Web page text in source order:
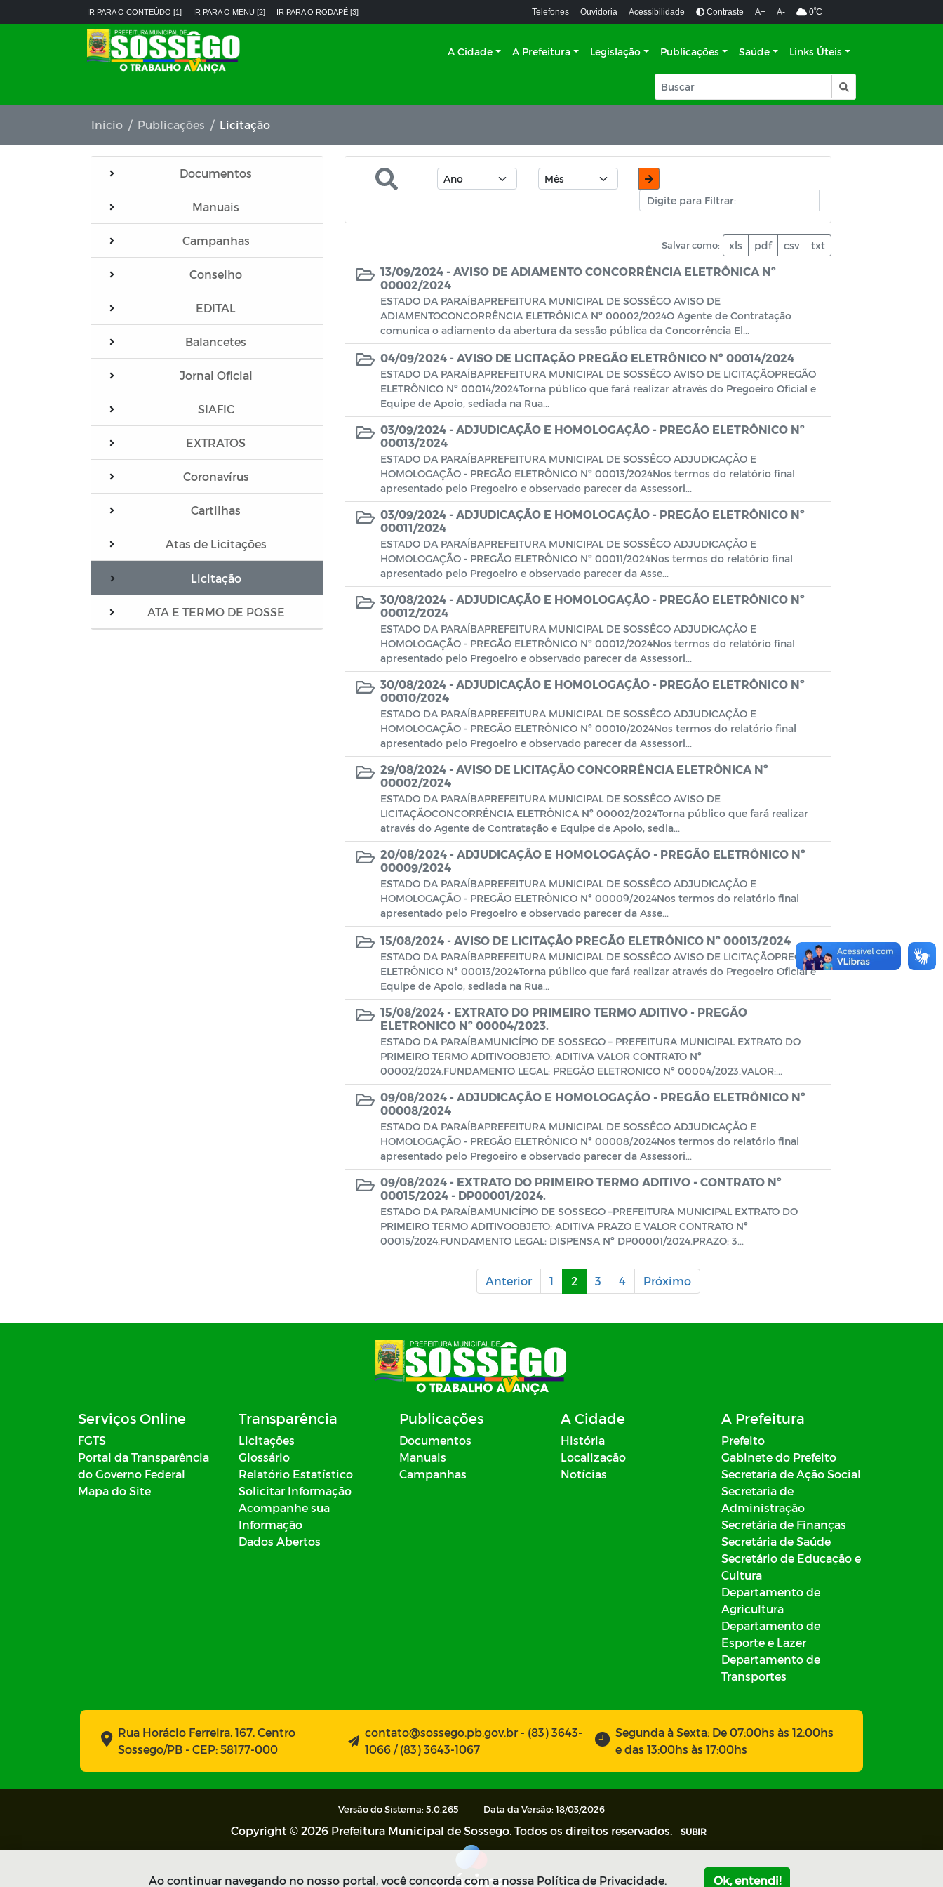
IR PARA O CONTEÚDO [1] IR PARA O MENU [2] IR PARA O RODAPÉ [3] Telefones Ouvidoria Acessibilidade Contraste A+ A- 0ºC
A Cidade A Prefeitura Legislação Publicações Saúde Links Úteis
Início Publicações Licitação
Documentos
Manuais
Campanhas
Conselho
EDITAL
Balancetes
Jornal Oficial
SIAFIC
EXTRATOS
Coronavírus
Cartilhas
Atas de Licitações
Licitação
ATA E TERMO DE POSSE
Salvar como: xls pdf csv txt
13/09/2024 - AVISO DE ADIAMENTO CONCORRÊNCIA ELETRÔNICA Nº
00002/2024
ESTADO DA PARAÍBAPREFEITURA MUNICIPAL DE SOSSÊGO AVISO DE
ADIAMENTOCONCORRÊNCIA ELETRÔNICA Nº 00002/2024O Agente de Contratação
comunica o adiamento da abertura da sessão pública da Concorrência El...
04/09/2024 - AVISO DE LICITAÇÃO PREGÃO ELETRÔNICO Nº 00014/2024
ESTADO DA PARAÍBAPREFEITURA MUNICIPAL DE SOSSÊGO AVISO DE LICITAÇÃOPREGÃO
ELETRÔNICO Nº 00014/2024Torna público que fará realizar através do Pregoeiro Oficial e
Equipe de Apoio, sediada na Rua...
03/09/2024 - ADJUDICAÇÃO E HOMOLOGAÇÃO - PREGÃO ELETRÔNICO Nº
00013/2024
ESTADO DA PARAÍBAPREFEITURA MUNICIPAL DE SOSSÊGO ADJUDICAÇÃO E
HOMOLOGAÇÃO - PREGÃO ELETRÔNICO Nº 00013/2024Nos termos do relatório final
apresentado pelo Pregoeiro e observado parecer da Assessori...
03/09/2024 - ADJUDICAÇÃO E HOMOLOGAÇÃO - PREGÃO ELETRÔNICO Nº
00011/2024
ESTADO DA PARAÍBAPREFEITURA MUNICIPAL DE SOSSÊGO ADJUDICAÇÃO E
HOMOLOGAÇÃO - PREGÃO ELETRÔNICO Nº 00011/2024Nos termos do relatório final
apresentado pelo Pregoeiro e observado parecer da Asse...
30/08/2024 - ADJUDICAÇÃO E HOMOLOGAÇÃO - PREGÃO ELETRÔNICO Nº
00012/2024
ESTADO DA PARAÍBAPREFEITURA MUNICIPAL DE SOSSÊGO ADJUDICAÇÃO E
HOMOLOGAÇÃO - PREGÃO ELETRÔNICO Nº 00012/2024Nos termos do relatório final
apresentado pelo Pregoeiro e observado parecer da Assessori...
30/08/2024 - ADJUDICAÇÃO E HOMOLOGAÇÃO - PREGÃO ELETRÔNICO Nº
00010/2024
ESTADO DA PARAÍBAPREFEITURA MUNICIPAL DE SOSSÊGO ADJUDICAÇÃO E
HOMOLOGAÇÃO - PREGÃO ELETRÔNICO Nº 00010/2024Nos termos do relatório final
apresentado pelo Pregoeiro e observado parecer da Assessori...
29/08/2024 - AVISO DE LICITAÇÃO CONCORRÊNCIA ELETRÔNICA Nº
00002/2024
ESTADO DA PARAÍBAPREFEITURA MUNICIPAL DE SOSSÊGO AVISO DE
LICITAÇÃOCONCORRÊNCIA ELETRÔNICA Nº 00002/2024Torna público que fará realizar
através do Agente de Contratação e Equipe de Apoio, sedia...
20/08/2024 - ADJUDICAÇÃO E HOMOLOGAÇÃO - PREGÃO ELETRÔNICO Nº
00009/2024
ESTADO DA PARAÍBAPREFEITURA MUNICIPAL DE SOSSÊGO ADJUDICAÇÃO E
HOMOLOGAÇÃO - PREGÃO ELETRÔNICO Nº 00009/2024Nos termos do relatório final
apresentado pelo Pregoeiro e observado parecer da Asse...
15/08/2024 - AVISO DE LICITAÇÃO PREGÃO ELETRÔNICO Nº 00013/2024
ESTADO DA PARAÍBAPREFEITURA MUNICIPAL DE SOSSÊGO AVISO DE LICITAÇÃOPREGÃO
ELETRÔNICO Nº 00013/2024Torna público que fará realizar através do Pregoeiro Oficial e
Equipe de Apoio, sediada na Rua...
15/08/2024 - EXTRATO DO PRIMEIRO TERMO ADITIVO - PREGÃO
ELETRONICO Nº 00004/2023.
ESTADO DA PARAÍBAMUNICÍPIO DE SOSSEGO – PREFEITURA MUNICIPAL EXTRATO DO
PRIMEIRO TERMO ADITIVOOBJETO: ADITIVA VALOR CONTRATO Nº
00002/2024.FUNDAMENTO LEGAL: PREGÃO ELETRONICO Nº 00004/2023.VALOR:...
09/08/2024 - ADJUDICAÇÃO E HOMOLOGAÇÃO - PREGÃO ELETRÔNICO Nº
00008/2024
ESTADO DA PARAÍBAPREFEITURA MUNICIPAL DE SOSSÊGO ADJUDICAÇÃO E
HOMOLOGAÇÃO - PREGÃO ELETRÔNICO Nº 00008/2024Nos termos do relatório final
apresentado pelo Pregoeiro e observado parecer da Assessori...
09/08/2024 - EXTRATO DO PRIMEIRO TERMO ADITIVO - CONTRATO Nº
00015/2024 - DP00001/2024.
ESTADO DA PARAÍBAMUNICÍPIO DE SOSSEGO –PREFEITURA MUNICIPAL EXTRATO DO
PRIMEIRO TERMO ADITIVOOBJETO: ADITIVA PRAZO E VALOR CONTRATO Nº
00015/2024.FUNDAMENTO LEGAL: DISPENSA Nº DP00001/2024.PRAZO: 3...
Anterior 1 2 3 4 Próximo
Serviços Online
FGTS
Portal da Transparência
do Governo Federal
Mapa do Site
Transparência
Licitações
Glossário
Relatório Estatístico
Solicitar Informação
Acompanhe sua
Informação
Dados Abertos
Publicações
Documentos
Manuais
Campanhas
A Cidade
História
Localização
Notícias
A Prefeitura
Prefeito
Gabinete do Prefeito
Secretaria de Ação Social
Secretaria de
Administração
Secretária de Finanças
Secretária de Saúde
Secretário de Educação e
Cultura
Departamento de
Agricultura
Departamento de
Esporte e Lazer
Departamento de
Transportes
Rua Horácio Ferreira, 167, Centro
Sossego/PB - CEP: 58177-000
contato@sossego.pb.gov.br - (83) 3643-
1066 / (83) 3643-1067
Segunda à Sexta: De 07:00hs às 12:00hs
e das 13:00hs às 17:00hs
Versão do Sistema: 5.0.265 Data da Versão: 18/03/2026
Copyright © 2026 Prefeitura Municipal de Sossego. Todos os direitos reservados. SUBIR
Ao continuar navegando no nosso portal, você concorda com a nossa Política de Privacidade. Ok, entendi!